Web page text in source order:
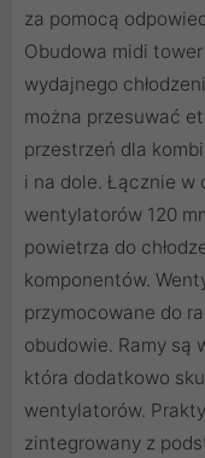
za pomocą
Obudowa midi
wydajnego
można przesuwać
przestrzeń dla
i na dole. Łącznie w
wentylatorów 120
powietrza do
komponentów.
przymocowane do
obudowie. Ramy są
która dodatkowo
wentylatorów.
zintegrowany z